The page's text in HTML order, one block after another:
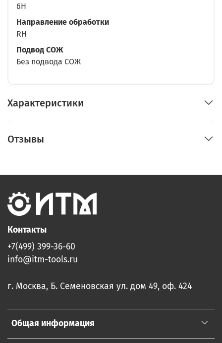
6H
Направление обработки
RH
Подвод СОЖ
Без подвода СОЖ
Характеристики
Отзывы
Общая информация
Контакты
+7(499) 399-36-60
info@itm-tools.ru
г. Москва, Б. Семеновская ул. дом 49, оф. 424